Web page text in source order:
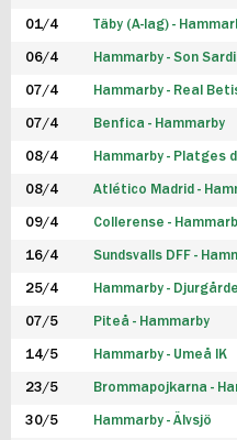
FUTSAL DAM
01/4 Täby (A-lag) -
06/4 Hammarby - Son
07/4 Hammarby - Real
07/4 Benfica - Hammarby
08/4 Hammarby - Platges
08/4 Atlético Madrid -
09/4 Collerense -
16/4 Sundsvalls DFF -
25/4 Hammarby -
07/5 Piteå - Hammarby
14/5 Hammarby - Umeå IK
23/5 Brommapojkarna -
30/5 Hammarby - Älvsjö